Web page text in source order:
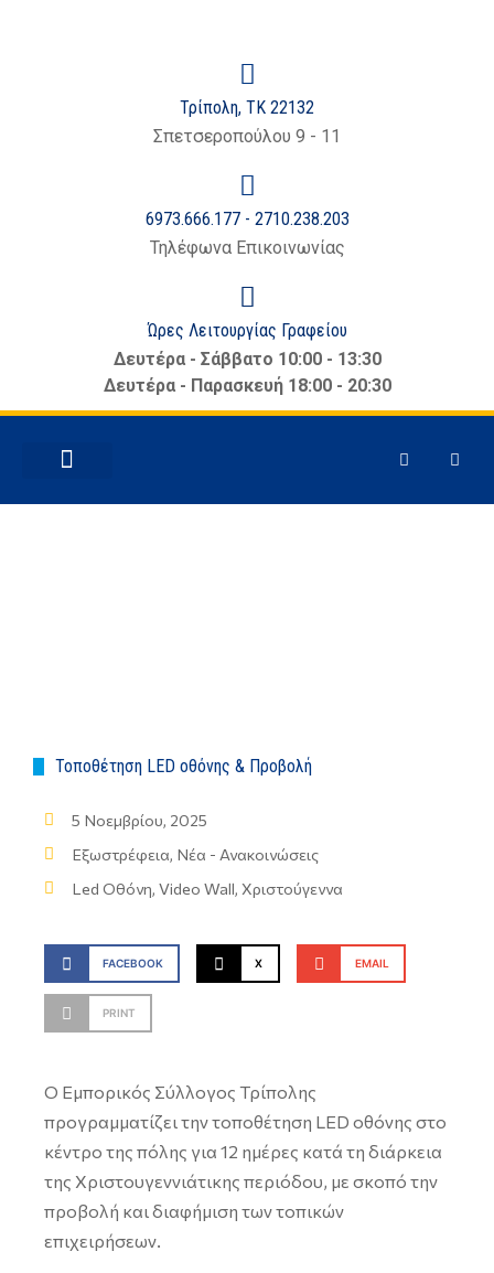
Τρίπολη, ΤΚ 22132
Σπετσεροπούλου 9 - 11
6973.666.177 - 2710.238.203
Τηλέφωνα Επικοινωνίας
Ώρες Λειτουργίας Γραφείου
Δευτέρα - Σάββατο 10:00 - 13:30
Δευτέρα - Παρασκευή 18:00 - 20:30
Τοποθέτηση LED οθόνης & Προβολή
5 Νοεμβρίου, 2025
Εξωστρέφεια, Νέα - Ανακοινώσεις
Led Οθόνη, Video Wall, Χριστούγεννα
FACEBOOK X EMAIL
PRINT
Ο Εμπορικός Σύλλογος Τρίπολης
προγραμματίζει την τοποθέτηση LED οθόνης στο
κέντρο της πόλης για 12 ημέρες κατά τη διάρκεια
της Χριστουγεννιάτικης περιόδου, με σκοπό την
προβολή και διαφήμιση των τοπικών
επιχειρήσεων.